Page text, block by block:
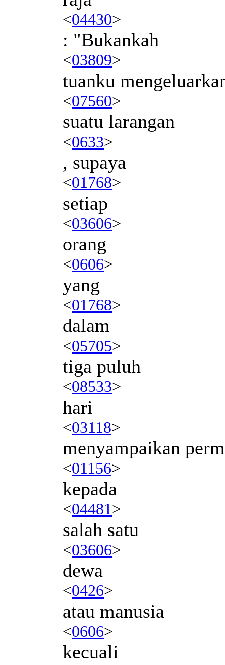
<04430>
: "Bukankah
<03809>
tuanku
<07560>
suatu larangan
<0633>
, supaya
<01768>
setiap
<03606>
orang
<0606>
yang
<01768>
dalam
<05705>
tiga puluh
<08533>
hari
<03118>
menyampaikan
<01156>
kepada
<04481>
salah satu
<03606>
dewa
<0426>
atau manusia
<0606>
kecuali